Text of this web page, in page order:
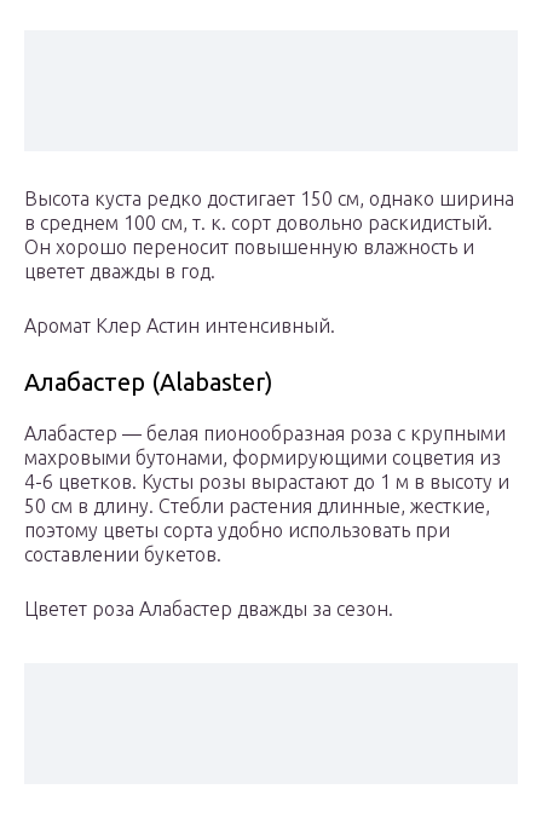
Высота куста редко достигает 150 см, однако ширина
в среднем 100 см, т. к. сорт довольно раскидистый.
Он хорошо переносит повышенную влажность и
цветет дважды в год.
Аромат Клер Астин интенсивный.
Алабастер (Alabaster)
Алабастер — белая пионообразная роза с крупными
махровыми бутонами, формирующими соцветия из
4-6 цветков. Кусты розы вырастают до 1 м в высоту и
50 см в длину. Стебли растения длинные, жесткие,
поэтому цветы сорта удобно использовать при
составлении букетов.
Цветет роза Алабастер дважды за сезон.